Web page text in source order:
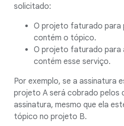
solicitado:
O projeto faturado para
contém o tópico.
O projeto faturado para
contém esse serviço.
Por exemplo, se a assinatura
projeto A será cobrado pelos
assinatura, mesmo que ela
tópico no projeto B.